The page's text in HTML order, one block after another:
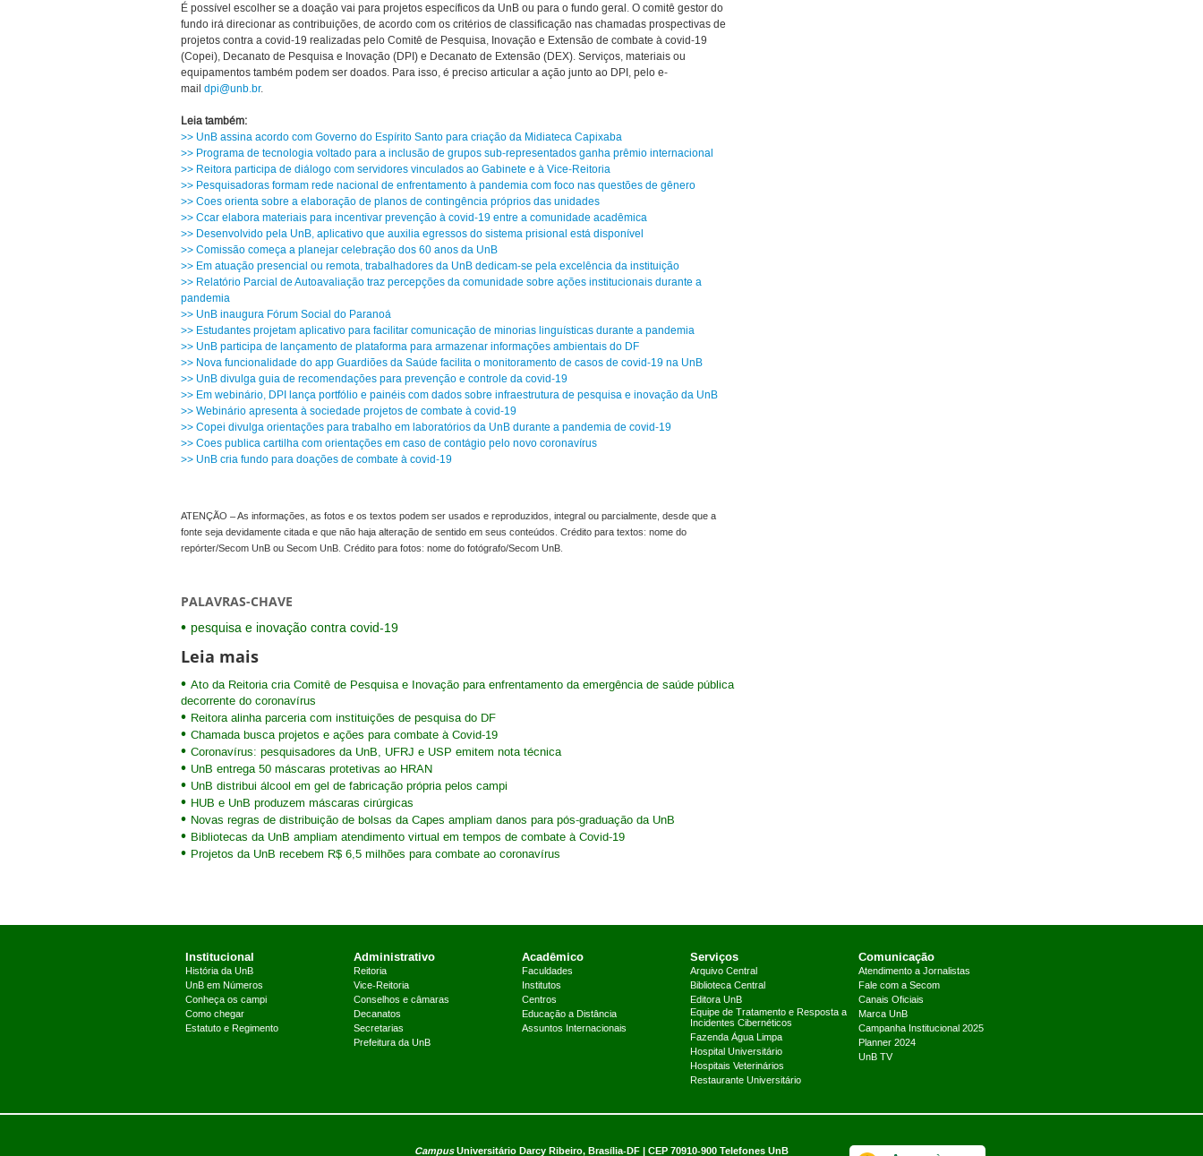
É possível escolher se a doação vai para projetos específicos da UnB ou para o fundo geral. O comitê gestor do
fundo irá direcionar as contribuições, de acordo com os critérios de classificação nas chamadas prospectivas de
projetos contra a covid-19 realizadas pelo Comitê de Pesquisa, Inovação e Extensão de combate à covid-19
(Copei), Decanato de Pesquisa e Inovação (DPI) e Decanato de Extensão (DEX). Serviços, materiais ou
equipamentos também podem ser doados. Para isso, é preciso articular a ação junto ao DPI, pelo e-
mail dpi@unb.br.
Leia também:
>> UnB assina acordo com Governo do Espírito Santo para criação da Midiateca Capixaba
>> Programa de tecnologia voltado para a inclusão de grupos sub-representados ganha prêmio internacional
>> Reitora participa de diálogo com servidores vinculados ao Gabinete e à Vice-Reitoria
>> Pesquisadoras formam rede nacional de enfrentamento à pandemia com foco nas questões de gênero
>> Coes orienta sobre a elaboração de planos de contingência próprios das unidades
>> Ccar elabora materiais para incentivar prevenção à covid-19 entre a comunidade acadêmica
>> Desenvolvido pela UnB, aplicativo que auxilia egressos do sistema prisional está disponível
>> Comissão começa a planejar celebração dos 60 anos da UnB
>> Em atuação presencial ou remota, trabalhadores da UnB dedicam-se pela excelência da instituição
>> Relatório Parcial de Autoavaliação traz percepções da comunidade sobre ações institucionais durante a
pandemia
>> UnB inaugura Fórum Social do Paranoá
>> Estudantes projetam aplicativo para facilitar comunicação de minorias linguísticas durante a pandemia
>> UnB participa de lançamento de plataforma para armazenar informações ambientais do DF
>> Nova funcionalidade do app Guardiões da Saúde facilita o monitoramento de casos de covid-19 na UnB
>> UnB divulga guia de recomendações para prevenção e controle da covid-19
>> Em webinário, DPI lança portfólio e painéis com dados sobre infraestrutura de pesquisa e inovação da UnB
>> Webinário apresenta à sociedade projetos de combate à covid-19
>> Copei divulga orientações para trabalho em laboratórios da UnB durante a pandemia de covid-19
>> Coes publica cartilha com orientações em caso de contágio pelo novo coronavírus
>> UnB cria fundo para doações de combate à covid-19
ATENÇÃO – As informações, as fotos e os textos podem ser usados e reproduzidos, integral ou parcialmente, desde que a
fonte seja devidamente citada e que não haja alteração de sentido em seus conteúdos. Crédito para textos: nome do
repórter/Secom UnB ou Secom UnB. Crédito para fotos: nome do fotógrafo/Secom UnB.
PALAVRAS-CHAVE
pesquisa e inovação contra covid-19
Leia mais
Ato da Reitoria cria Comitê de Pesquisa e Inovação para enfrentamento da emergência de saúde pública
decorrente do coronavírus
Reitora alinha parceria com instituições de pesquisa do DF
Chamada busca projetos e ações para combate à Covid-19
Coronavírus: pesquisadores da UnB, UFRJ e USP emitem nota técnica
UnB entrega 50 máscaras protetivas ao HRAN
UnB distribui álcool em gel de fabricação própria pelos campi
HUB e UnB produzem máscaras cirúrgicas
Novas regras de distribuição de bolsas da Capes ampliam danos para pós-graduação da UnB
Bibliotecas da UnB ampliam atendimento virtual em tempos de combate à Covid-19
Projetos da UnB recebem R$ 6,5 milhões para combate ao coronavírus
Institucional
História da UnB
UnB em Números
Conheça os campi
Como chegar
Estatuto e Regimento
Administrativo
Reitoria
Vice-Reitoria
Conselhos e câmaras
Decanatos
Secretarias
Prefeitura da UnB
Acadêmico
Faculdades
Institutos
Centros
Educação a Distância
Assuntos Internacionais
Serviços
Arquivo Central
Biblioteca Central
Editora UnB
Equipe de Tratamento e Resposta a
Incidentes Cibernéticos
Fazenda Água Limpa
Hospital Universitário
Hospitais Veterinários
Restaurante Universitário
Comunicação
Atendimento a Jornalistas
Fale com a Secom
Canais Oficiais
Marca UnB
Campanha Institucional 2025
Planner 2024
UnB TV
CampusUniversitário Darcy Ribeiro, Brasília-DF | CEP 70910-900 Telefones UnB